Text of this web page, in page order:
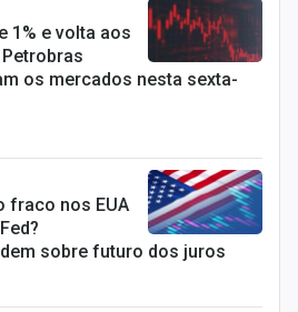
1% e volta aos
os mercados nesta sexta-
fraco nos EUA
sobre futuro dos juros